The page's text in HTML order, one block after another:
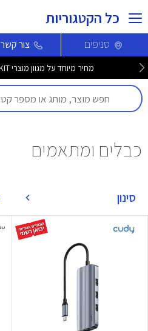
כל הקטגוריות
סניפים צור קשר
מחיר מיוחד על מגוון מוצרי PETKIT לחברי מועדון >>
כבלים ומתאמים
סינון